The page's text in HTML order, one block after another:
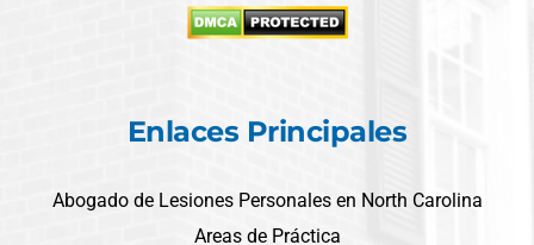
Enlaces Principales
Abogado de Lesiones Personales en North Carolina
Areas de Práctica